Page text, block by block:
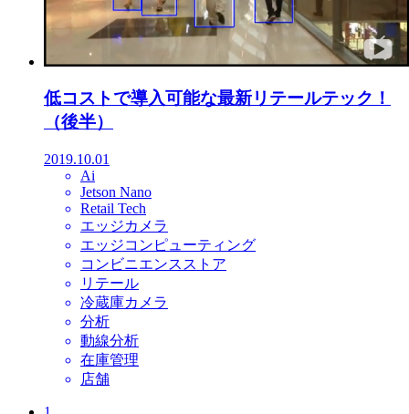
低コストで導入可能な最新リテールテック！
（後半）
2019.10.01
Ai
Jetson Nano
Retail Tech
エッジカメラ
エッジコンピューティング
コンビニエンスストア
リテール
冷蔵庫カメラ
分析
動線分析
在庫管理
店舗